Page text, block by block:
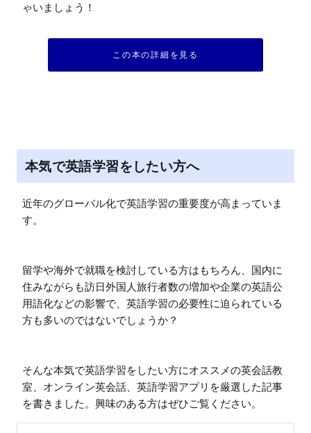
ゃいましょう！
この本の詳細を見る
本気で英語学習をしたい方へ
近年のグローバル化で英語学習の重要度が高まっていま
す。
留学や海外で就職を検討している方はもちろん、国内に
住みながらも訪日外国人旅行者数の増加や企業の英語公
用語化などの影響で、英語学習の必要性に迫られている
方も多いのではないでしょうか？
そんな本気で英語学習をしたい方にオススメの英会話教
室、オンライン英会話、英語学習アプリを厳選した記事
を書きました。興味のある方はぜひご覧ください。